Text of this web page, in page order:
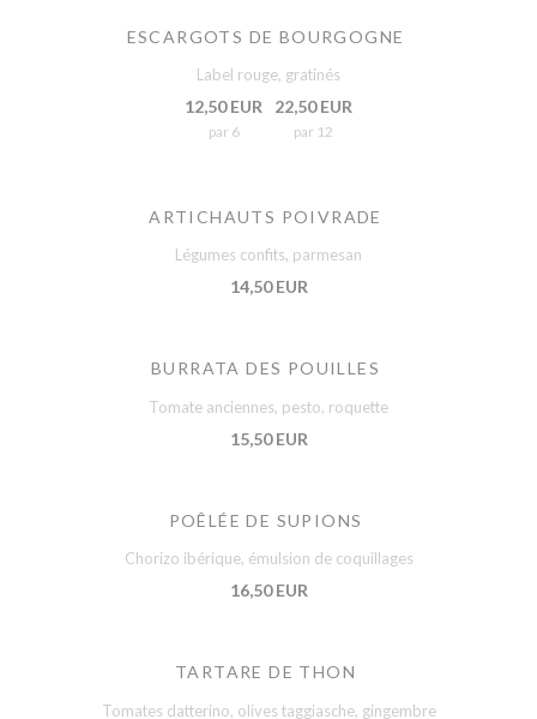
ESCARGOTS DE BOURGOGNE
Label rouge, gratinés
12,50 EUR
par 6
22,50 EUR
par 12
ARTICHAUTS POIVRADE
Légumes confits, parmesan
14,50 EUR
BURRATA DES POUILLES
Tomate anciennes, pesto, roquette
15,50 EUR
POÊLÉE DE SUPIONS
Chorizo ibérique, émulsion de coquillages
16,50 EUR
TARTARE DE THON
Tomates datterino, olives taggiasche, gingembre